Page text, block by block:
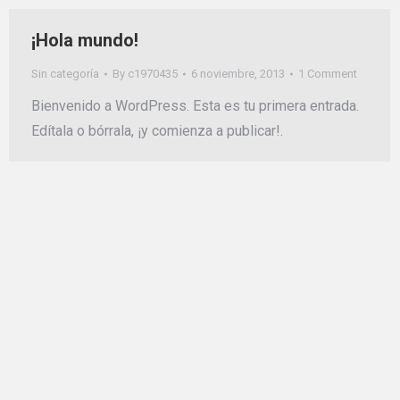
¡Hola mundo!
Sin categoría By c1970435 6 noviembre, 2013 1 Comment
Bienvenido a WordPress. Esta es tu primera entrada.
Edítala o bórrala, ¡y comienza a publicar!.